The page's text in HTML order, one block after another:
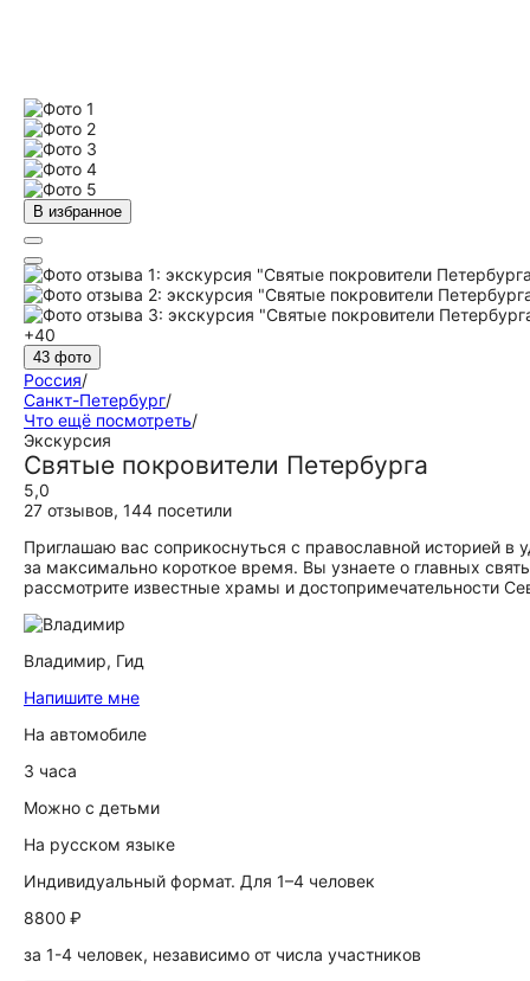
В избранное
+40
43 фото
Россия/
Санкт-Петербург/
Что ещё посмотреть/
Экскурсия
Святые покровители Петербурга
5,0
27 отзывов, 144 посетили
Приглашаю вас соприкоснуться с православной историей
за максимально короткое время. Вы узнаете о главных
рассмотрите известные храмы и достопримечательности
Владимир, Гид
Напишите мне
На автомобиле
3 часа
Можно с детьми
На русском языке
Индивидуальный формат. Для 1–4 человек
8800 ₽
за 1-4 человек, независимо от числа участников